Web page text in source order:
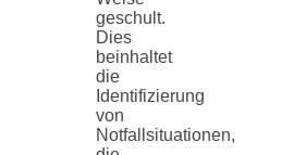
geschult.
Dies
beinhaltet
die
Identifizierung
von
Notfallsituationen,